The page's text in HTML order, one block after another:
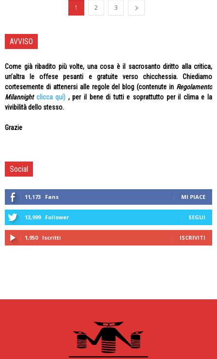
1 2 3
AVVISO
Come già ribadito più volte, una cosa è il sacrosanto diritto alla critica,
un’altra le offese pesanti e gratuite verso chicchessia. Chiediamo
cortesemente di attenersi alle regole del blog (contenute in Regolamento
Milannight clicca qui) , per il bene di tutti e soprattutto per il clima e la
vivibilità dello stesso.
Grazie
Social
11,173 Fans MI PIACE
13,999 Follower SEGUI
1,950 Iscritti ISCRIVITI